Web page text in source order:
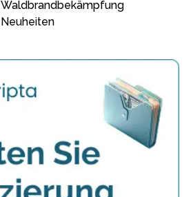
Waldbrandbekämpfung
Neuheiten